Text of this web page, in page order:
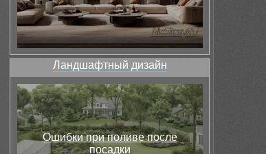
Ландшафтный дизайн
Ошибки при поливе после
посадки